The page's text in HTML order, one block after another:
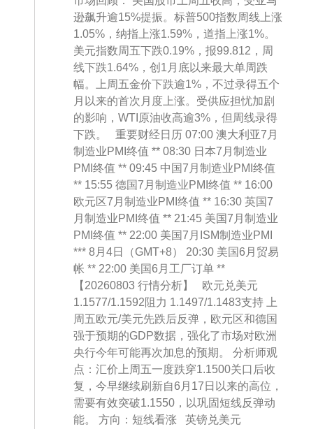
逊飙升逾15%提振。标普500指数周线上涨
1.05%，纳指上涨1.59%，道指上涨1%。
美元指数周五下跌0.19%，报99.812，周
线下跌1.64%，创1月底以来最大单周跌
幅。上周五金价下跌逾1%，不过录得五个
月以来的首次月度上涨。受供应担忧加剧
的影响，WTI原油收高逾3%，但周线录得
下跌。 重要财经日历 07:00 澳大利亚7月
制造业PMI终值 ** 08:30 日本7月制造业
PMI终值 ** 09:45 中国7月制造业PMI终值
** 15:55 德国7月制造业PMI终值 ** 16:00
欧元区7月制造业PMI终值 ** 16:30 英国7
月制造业PMI终值 ** 21:45 美国7月制造业
PMI终值 ** 22:00 美国7月ISM制造业PMI
*** 8月4日（GMT+8） 20:30 美国6月贸易
帐 ** 22:00 美国6月工厂订单 **
【20260803 行情分析】 欧元兑美元
1.1577/1.1592阻力 1.1497/1.1483支持 上
周五欧元/美元先跌后反弹，欧元区和德国
强于预期的GDP数据，强化了市场对欧洲
央行今年可能再次加息的预期。 分析师观
点：汇价上周五一度跌穿1.1500关口后收
复，今早继续刷新自6月17日以来的高位，
需要有效突破1.1550，以巩固短线反弹动
能。 方向：短线看涨 英镑兑美元